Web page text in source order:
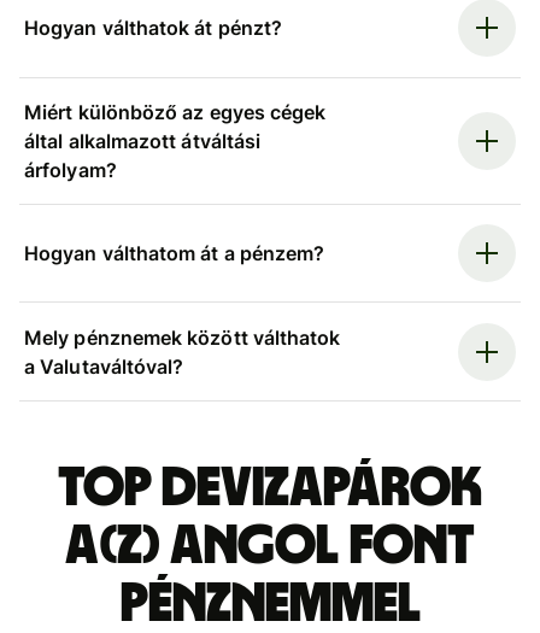
Hogyan válthatok át pénzt?
Miért különböző az egyes cégek
által alkalmazott átváltási
árfolyam?
Hogyan válthatom át a pénzem?
Mely pénznemek között válthatok
a Valutaváltóval?
Top devizapárok
a(z) angol font
pénznemmel